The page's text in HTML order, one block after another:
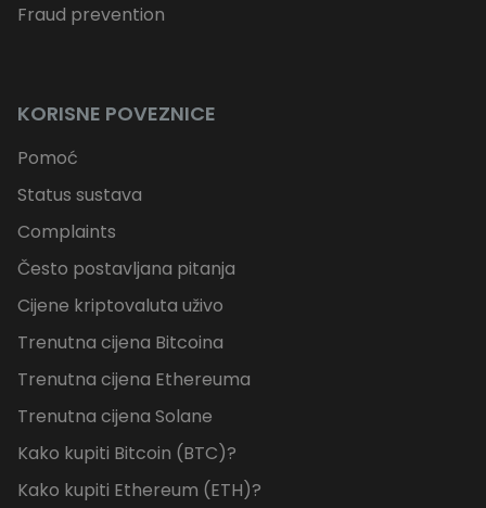
Fraud prevention
KORISNE POVEZNICE
Pomoć
Status sustava
Complaints
Često postavljana pitanja
Cijene kriptovaluta uživo
Trenutna cijena Bitcoina
Trenutna cijena Ethereuma
Trenutna cijena Solane
Kako kupiti Bitcoin (BTC)?
Kako kupiti Ethereum (ETH)?